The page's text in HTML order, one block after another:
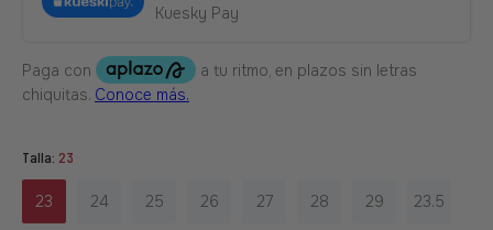
Kuesky Pay
Talla: 23
23 24 25 26 27 28 29 23.5